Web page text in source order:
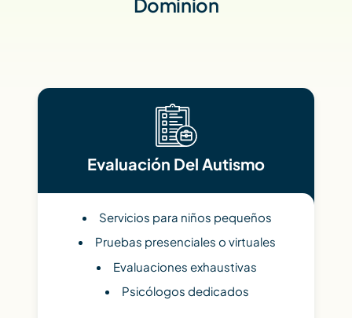
Dominion
Evaluación Del Autismo
Servicios para niños pequeños
Pruebas presenciales o virtuales
Evaluaciones exhaustivas
Psicólogos dedicados